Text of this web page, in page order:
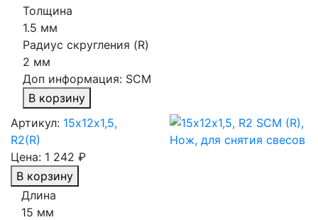
Толщина
1.5 мм
Радиус скругления (R)
2 мм
Доп информация: SCM
В корзину
Артикул: 15х12х1,5,
R2(R)
Цена: 1 242 ₽
В корзину
Длина
15 мм